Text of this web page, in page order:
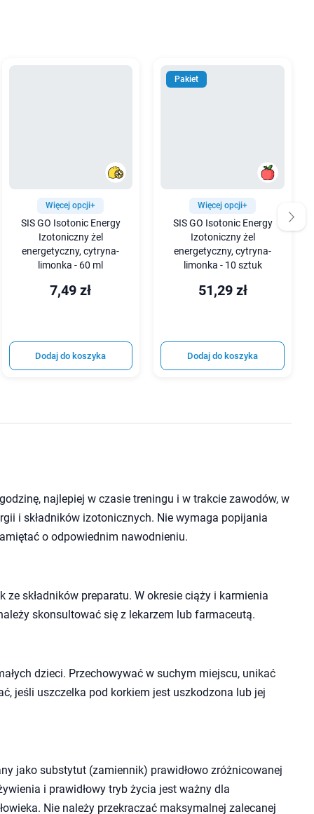
Więcej opcji+
SIS GO Isotonic Energy
Izotoniczny żel
energetyczny, cytryna-
limonka - 60 ml
7,49 zł
Dodaj do koszyka
Pakiet
Więcej opcji+
SIS GO Isotonic Energy
Izotoniczny żel
energetyczny, cytryna-
limonka - 10 sztuk
51,29 zł
Dodaj do koszyka
najlepiej w czasie treningu i w trakcie zawodów, w
i składników izotonicznych. Nie wymaga popijania
o odpowiednim nawodnieniu.
składników preparatu. W okresie ciąży i karmienia
skonsultować się z lekarzem lub farmaceutą.
dzieci. Przechowywać w suchym miejscu, unikać
jeśli uszczelka pod korkiem jest uszkodzona lub jej
jako substytut (zamiennik) prawidłowo zróżnicowanej
i prawidłowy tryb życia jest ważny dla
Nie należy przekraczać maksymalnej zalecanej